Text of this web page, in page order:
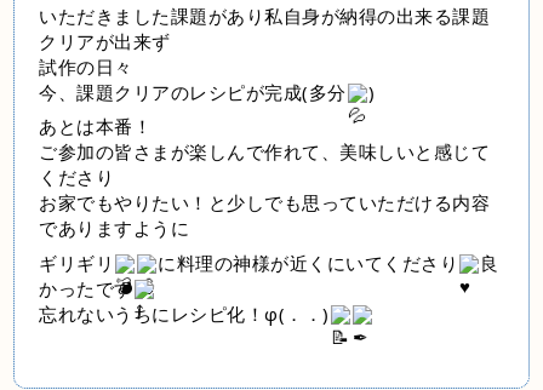
いただきました課題があり私自身が納得の出来る課題
クリアが出来ず
試作の日々
今、課題クリアのレシピが完成(多分
)
あとは本番！
ご参加の皆さまが楽しんで作れて、美味しいと感じて
くださり
お家でもやりたい！と少しでも思っていただける内容
でありますように
ギリギリ
に料理の神様が近くにいてくださり
良
かったです
忘れないうちにレシピ化！φ(．．)